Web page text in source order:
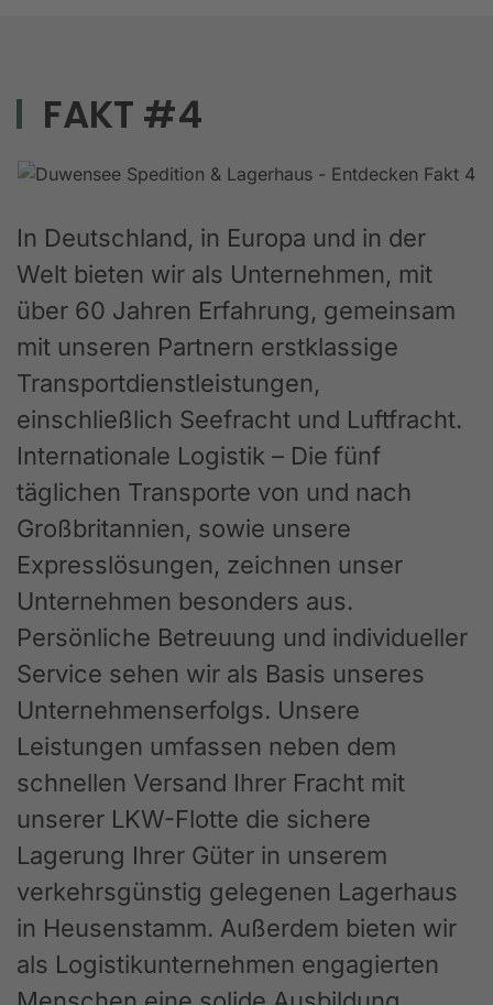
FAKT #4
In Deutschland, in Europa und in der
Welt bieten wir als Unternehmen, mit
über 60 Jahren Erfahrung, gemeinsam
mit unseren Partnern erstklassige
Transportdienstleistungen,
einschließlich Seefracht und Luftfracht.
Internationale Logistik – Die fünf
täglichen Transporte von und nach
Großbritannien, sowie unsere
Expresslösungen, zeichnen unser
Unternehmen besonders aus.
Persönliche Betreuung und individueller
Service sehen wir als Basis unseres
Unternehmenserfolgs. Unsere
Leistungen umfassen neben dem
schnellen Versand Ihrer Fracht mit
unserer LKW-Flotte die sichere
Lagerung Ihrer Güter in unserem
verkehrsgünstig gelegenen Lagerhaus
in Heusenstamm. Außerdem bieten wir
als Logistikunternehmen engagierten